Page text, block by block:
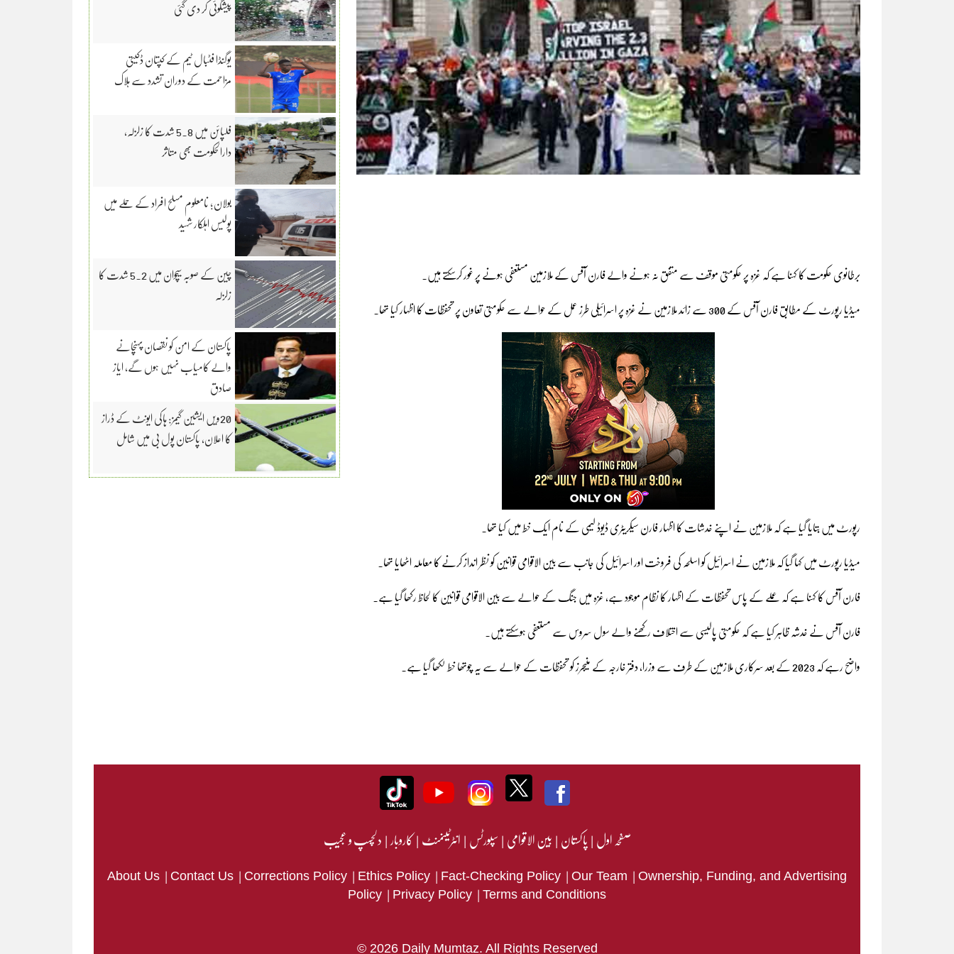
برطانوی حکومت کا کہنا ہے کہ غزہ پر حکومتی موقف سے متفق نہ ہونے والے فارن آفس کے ملازمین مستعفی ہونے پر غور کرسکتے ہیں۔
میڈیا رپورٹ کے مطابق فارن آفس کے 300 سے زائد ملازمین نے غزہ پر اسرائیلی طرز عمل کے حوالے سے حکومتی تعاون پر تحفظات کا اظہار کیا تھا۔
رپورٹ میں بتایا گیا ہے کہ ملازمین نے اپنے خدشات کا اظہار فارن سیکریٹری ڈیوڈ لیمی کے نام ایک خط میں کیا تھا۔
میڈیا رپورٹ میں کہا گیا کہ ملازمین نے اسرائیل کو اسلحہ کی فروخت اور اسرائیل کی جانب سے بین الاقوامی قوانین کو نظر انداز کرنے کا معاملہ اٹھایا تھا۔
فارن آفس کا کہنا ہے کہ عملے کے پاس تحفظات کے اظہار کا نظام موجود ہے، غزہ میں جنگ کے حوالے سے بین الاقوامی قوانین کا لحاظ رکھا گیا ہے۔
فارن آفس نے خدشہ ظاہر کیا ہے کہ حکومتی پالیسی سے اختلاف رکھنے والے سول سروس سے مستعفی ہوسکتے ہیں۔
واضح رہے کہ 2023 کے بعد سرکاری ملازمین کے طرف سے وزرا، دفتر خارجہ کے منیجرز کو تحفظات کے حوالے سے یہ چوتھا خط لکھا گیا ہے۔
پیشگوئی کر دی گئی
یوگنڈا فٹبال ٹیم کے کپتان ڈکیتی
مزاحمت کے دوران تشدد سے ہلاک
فلپائن میں 5.8 شدت کا زلزلہ،
دارالحکومت بھی متاثر
بولان؛ نامعلوم مسلح افراد کے حملے میں
پولیس اہلکار شہید
چین کے صوبہ سیچوان میں 5.2 شدت کا
زلزلہ
پاکستان کے امن کو نقصان پہنچانے
والے کامیاب نہیں ہوں گے، ایاز
صادق
20ویں ایشین گیمز: ہاکی ایونٹ کے ڈراز
کا اعلان، پاکستان پول بی میں شامل
صفحہ اول|پاکستان|بین الاقوامی|سپورٹس|انٹرٹینمنٹ|کاروبار|دلچسپ و عجیب
About Us | Contact Us | Corrections Policy | Ethics Policy | Fact-Checking Policy | Our Team | Ownership, Funding, and Advertising
Policy | Privacy Policy | Terms and Conditions
© 2026 Daily Mumtaz. All Rights Reserved